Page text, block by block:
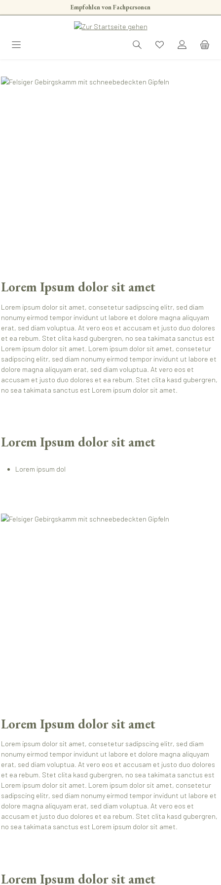
Zum Hauptinhalt springenEmpfohlen von Fachpersonen
Lorem Ipsum dolor sit amet
Lorem ipsum dolor sit amet, consetetur sadipscing elitr, sed diam
nonumy eirmod tempor invidunt ut labore et dolore magna aliquyam
erat, sed diam voluptua. At vero eos et accusam et justo duo dolores
et ea rebum. Stet clita kasd gubergren, no sea takimata sanctus est
Lorem ipsum dolor sit amet. Lorem ipsum dolor sit amet, consetetur
sadipscing elitr, sed diam nonumy eirmod tempor invidunt ut labore et
dolore magna aliquyam erat, sed diam voluptua. At vero eos et
accusam et justo duo dolores et ea rebum. Stet clita kasd gubergren,
no sea takimata sanctus est Lorem ipsum dolor sit amet.
Lorem Ipsum dolor sit amet
Lorem ipsum dol
Lorem Ipsum dolor sit amet
Lorem ipsum dolor sit amet, consetetur sadipscing elitr, sed diam
nonumy eirmod tempor invidunt ut labore et dolore magna aliquyam
erat, sed diam voluptua. At vero eos et accusam et justo duo dolores
et ea rebum. Stet clita kasd gubergren, no sea takimata sanctus est
Lorem ipsum dolor sit amet. Lorem ipsum dolor sit amet, consetetur
sadipscing elitr, sed diam nonumy eirmod tempor invidunt ut labore et
dolore magna aliquyam erat, sed diam voluptua. At vero eos et
accusam et justo duo dolores et ea rebum. Stet clita kasd gubergren,
no sea takimata sanctus est Lorem ipsum dolor sit amet.
Lorem Ipsum dolor sit amet